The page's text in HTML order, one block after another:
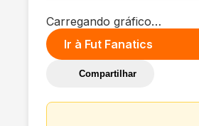
Carregando gráfico…
Ir à Fut Fanatics
Compartilhar